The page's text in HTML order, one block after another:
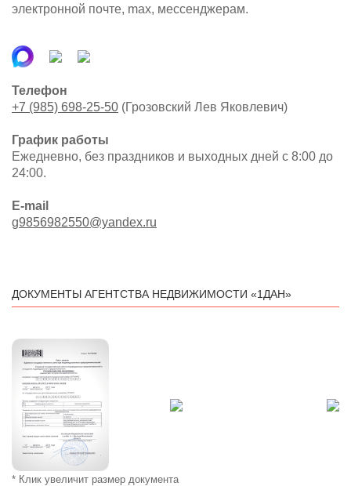
электронной почте, max, мессенджерам.
Телефон
+7 (985) 698-25-50 (Грозовский Лев Яковлевич)
График работы
Ежедневно, без праздников и выходных дней с 8:00 до
24:00.
E-mail
g9856982550@yandex.ru
ДОКУМЕНТЫ АГЕНТСТВА НЕДВИЖИМОСТИ «1ДАН»
* Клик увеличит размер документа